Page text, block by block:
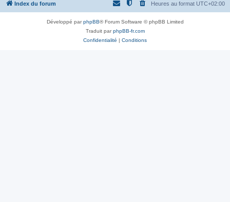
Index du forum Heures au format UTC+02:00
Développé parphpBB® Forum Software © phpBB Limited
Traduit parphpBB-fr.com
Confidentialité | Conditions